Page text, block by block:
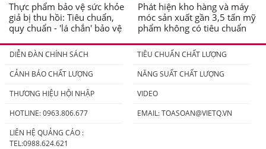
Thực phẩm bảo vệ sức khỏe
giả bị thu hồi: Tiêu chuẩn,
quy chuẩn - 'lá chắn' bảo vệ
Phát hiện kho hàng và máy
móc sản xuất gần 3,5 tấn mỹ
phẩm không có tiêu chuẩn
DIỄN ĐÀN CHÍNH SÁCH
TIÊU CHUẨN CHẤT LƯỢNG
CẢNH BÁO CHẤT LƯỢNG
NĂNG SUẤT CHẤT LƯỢNG
THƯƠNG HIỆU HỘI NHẬP
VIDEO
HOTLINE: 0963.806.677
EMAIL:TOASOAN@VIETQ.VN
LIÊN HỆ QUẢNG CÁO :
TEL:0988.624.621